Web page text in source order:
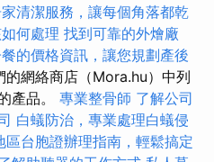
家清潔服務，讓每個角落都乾
何處理 找到可靠的外燴廠
的價格資訊，讓您規劃產後
的網絡商店（Mora.hu）中列
產品。 專業整骨師 了解公司
白蟻防治，專業處理白蟻侵
區台胞證辦理指南，輕鬆搞定